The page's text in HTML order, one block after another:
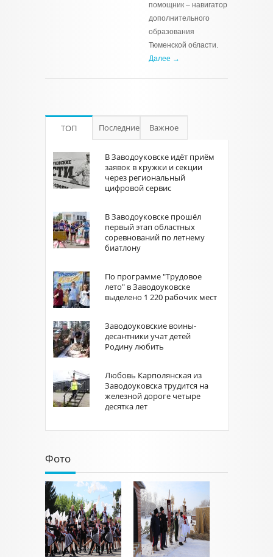
помощник – навигатор
дополнительного
образования
Тюменской области.
Далее →
ТОП Последние Важное
В Заводоуковске идёт приём
заявок в кружки и секции
через региональный
цифровой сервис
В Заводоуковске прошёл
первый этап областных
соревнований по летнему
биатлону
По программе "Трудовое
лето" в Заводоуковске
выделено 1 220 рабочих мест
Заводоуковские воины-
десантники учат детей
Родину любить
Любовь Карполянская из
Заводоуковска трудится на
железной дороге четыре
десятка лет
Фото